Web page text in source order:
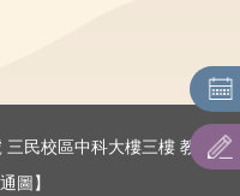
民校區中科大樓三樓 教務
圖】